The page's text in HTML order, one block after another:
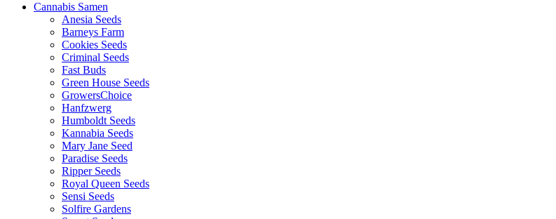
Cannabis Samen
Anesia Seeds
Barneys Farm
Cookies Seeds
Criminal Seeds
Fast Buds
Green House Seeds
GrowersChoice
Hanfzwerg
Humboldt Seeds
Kannabia Seeds
Mary Jane Seed
Paradise Seeds
Ripper Seeds
Royal Queen Seeds
Sensi Seeds
Solfire Gardens